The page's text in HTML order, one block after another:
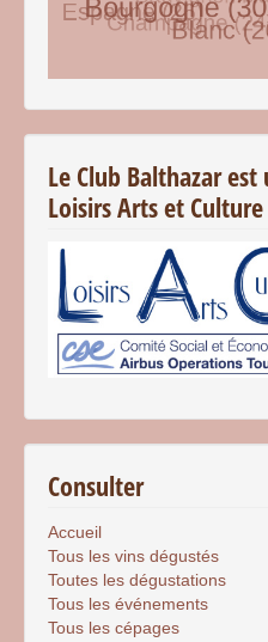
Le Club Balthazar
Loisirs Arts et Culture
Consulter
Accueil
Tous les vins dégustés
Toutes les dégustations
Tous les événements
Tous les cépages